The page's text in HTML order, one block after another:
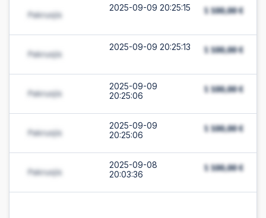
2025-09-09 20:25:15
2025-09-09 20:25:13
2025-09-09
20:25:06
2025-09-09
20:25:06
2025-09-08
20:03:36